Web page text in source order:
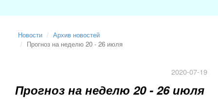
Новости
Архив новостей
Прогноз на неделю 20 - 26 июля
2020-07-19
Прогноз на неделю 20 - 26 июля